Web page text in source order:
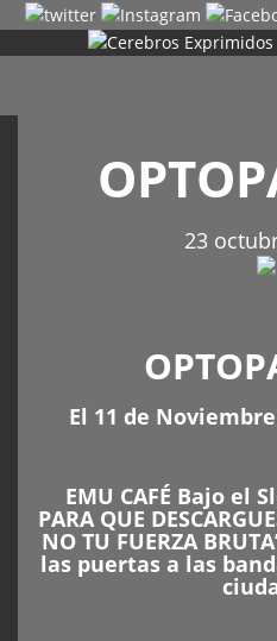
23
El 11 de
EMU CAFÉ Bajo el
PARA QUE
NO TU FUERZA
las puertas a las